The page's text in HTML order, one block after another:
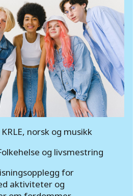
norsk og musikk
og livsmestring
for
aktiviteter og